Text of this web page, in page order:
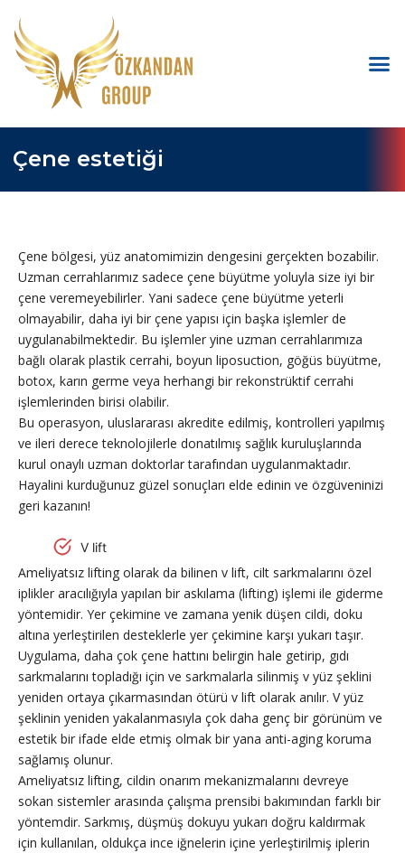
Çene estetiği
Çene bölgesi, yüz anatomimizin dengesini gerçekten bozabilir.
Uzman cerrahlarımız sadece çene büyütme yoluyla size iyi bir
çene veremeyebilirler. Yani sadece çene büyütme yeterli
olmayabilir, daha iyi bir çene yapısı için başka işlemler de
uygulanabilmektedir. Bu işlemler yine uzman cerrahlarımıza
bağlı olarak plastik cerrahi, boyun liposuction, göğüs büyütme,
botox, karın germe veya herhangi bir rekonstrüktif cerrahi
işlemlerinden birisi olabilir.
Bu operasyon, uluslararası akredite edilmiş, kontrolleri yapılmış
ve ileri derece teknolojilerle donatılmış sağlık kuruluşlarında
kurul onaylı uzman doktorlar tarafından uygulanmaktadır.
Hayalini kurduğunuz güzel sonuçları elde edinin ve özgüveninizi
geri kazanın!
V lift
Ameliyatsız lifting olarak da bilinen v lift, cilt sarkmalarını özel
iplikler aracılığıyla yapılan bir askılama (lifting) işlemi ile giderme
yöntemidir. Yer çekimine ve zamana yenik düşen cildi, doku
altına yerleştirilen desteklerle yer çekimine karşı yukarı taşır.
Uygulama, daha çok çene hattını belirgin hale getirip, gıdı
sarkmalarını topladığı için ve sarkmalarla silinmiş v yüz şeklini
yeniden ortaya çıkarmasından ötürü v lift olarak anılır. V yüz
şeklinin yeniden yakalanmasıyla çok daha genç bir görünüm ve
estetik bir ifade elde etmiş olmak bir yana anti-aging koruma
sağlamış olunur.
Ameliyatsız lifting, cildin onarım mekanizmalarını devreye
sokan sistemler arasında çalışma prensibi bakımından farklı bir
yöntemdir. Sarkmış, düşmüş dokuyu yukarı doğru kaldırmak
için kullanılan, oldukça ince iğnelerin içine yerleştirilmiş iplerin